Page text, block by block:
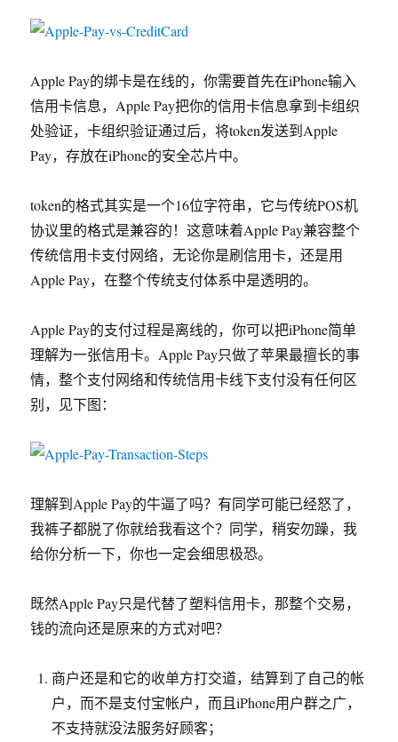
Apple Pay的绑卡是在线的，你需要首先在iPhone输入
信用卡信息，Apple Pay把你的信用卡信息拿到卡组织
处验证，卡组织验证通过后，将token发送到Apple
Pay，存放在iPhone的安全芯片中。
token的格式其实是一个16位字符串，它与传统POS机
协议里的格式是兼容的！这意味着Apple Pay兼容整个
传统信用卡支付网络，无论你是刷信用卡，还是用
Apple Pay，在整个传统支付体系中是透明的。
Apple Pay的支付过程是离线的，你可以把iPhone简单
理解为一张信用卡。Apple Pay只做了苹果最擅长的事
情，整个支付网络和传统信用卡线下支付没有任何区
别，见下图：
理解到Apple Pay的牛逼了吗？有同学可能已经怒了，
我裤子都脱了你就给我看这个？同学，稍安勿躁，我
给你分析一下，你也一定会细思极恐。
既然Apple Pay只是代替了塑料信用卡，那整个交易，
钱的流向还是原来的方式对吧？
商户还是和它的收单方打交道，结算到了自己的帐
户，而不是支付宝帐户，而且iPhone用户群之广，
不支持就没法服务好顾客；